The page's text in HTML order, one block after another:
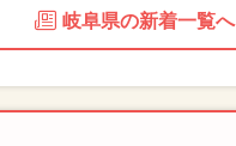
岐阜県の新着一覧へ